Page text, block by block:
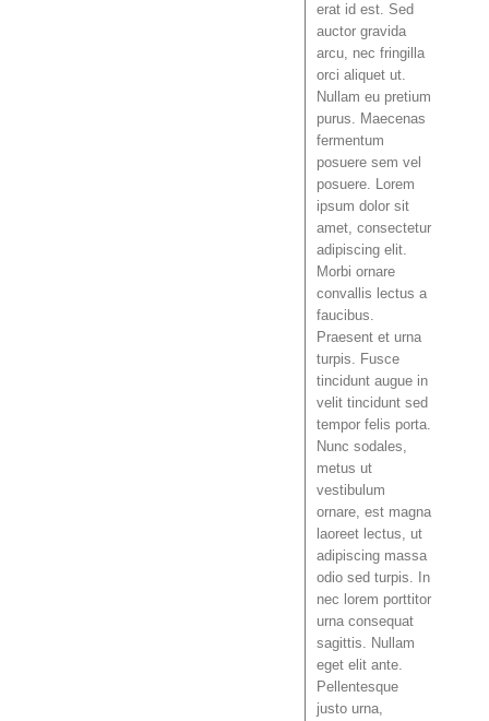
erat id est. Sed
auctor gravida
arcu, nec fringilla
orci aliquet ut.
Nullam eu pretium
purus. Maecenas
fermentum
posuere sem vel
posuere. Lorem
ipsum dolor sit
amet, consectetur
adipiscing elit.
Morbi ornare
convallis lectus a
faucibus.
Praesent et urna
turpis. Fusce
tincidunt augue in
velit tincidunt sed
tempor felis porta.
Nunc sodales,
metus ut
vestibulum
ornare, est magna
laoreet lectus, ut
adipiscing massa
odio sed turpis. In
nec lorem porttitor
urna consequat
sagittis. Nullam
eget elit ante.
Pellentesque
justo urna,